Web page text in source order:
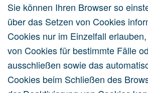
Sie können Ihren Browser so
über das Setzen von Cookies
Cookies nur im Einzelfall
von Cookies für bestimmte Fälle
ausschließen sowie das
Cookies beim Schließen des